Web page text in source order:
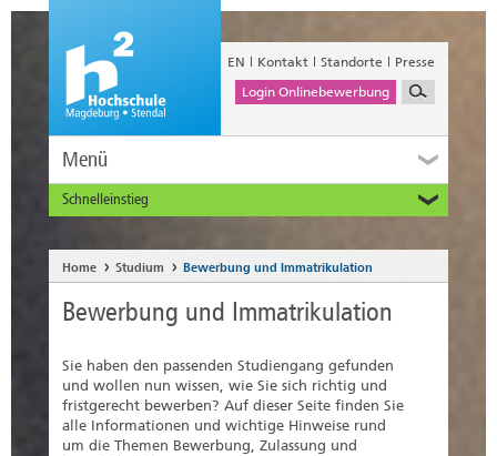
EN Kontakt Standorte
Presse
Login Onlinebewerbung
Menü
Schnelleinstieg
Alumni
Unternehmen und Institutionen
Studierende
International
Home Studium Bewerbung und Immatrikulation
Bewerbung und Immatrikulation
Sie haben den passenden Studiengang gefunden
und wollen nun wissen, wie Sie sich richtig und
fristgerecht bewerben? Auf dieser Seite finden Sie
alle Informationen und wichtige Hinweise rund
um die Themen Bewerbung, Zulassung und